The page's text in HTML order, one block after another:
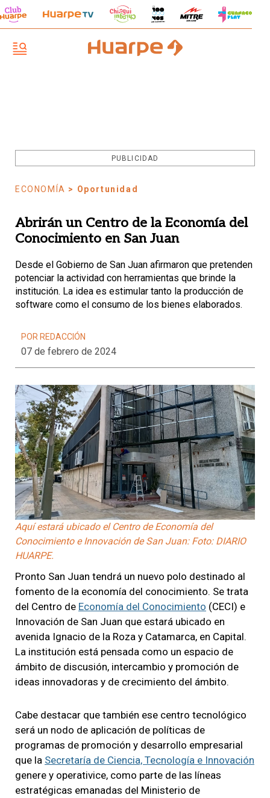
PUBLICIDAD
ECONOMÍA > Oportunidad
Abrirán un Centro de la Economía del
Conocimiento en San Juan
Desde el Gobierno de San Juan afirmaron que pretenden
potenciar la actividad con herramientas que brinde la
institución. La idea es estimular tanto la producción de
software como el consumo de los bienes elaborados.
POR REDACCIÓN
07 de febrero de 2024
Aquí estará ubicado el Centro de Economía del
Conocimiento e Innovación de San Juan: Foto: DIARIO
HUARPE.
Pronto San Juan tendrá un nuevo polo destinado al
fomento de la economía del conocimiento. Se trata
del Centro de Economía del Conocimiento (CECI) e
Innovación de San Juan que estará ubicado en
avenida Ignacio de la Roza y Catamarca, en Capital.
La institución está pensada como un espacio de
ámbito de discusión, intercambio y promoción de
ideas innovadoras y de crecimiento del ámbito.
Cabe destacar que también ese centro tecnológico
será un nodo de aplicación de políticas de
programas de promoción y desarrollo empresarial
que la Secretaría de Ciencia, Tecnología e Innovación
genere y operativice, como parte de las líneas
estratégicas emanadas del Ministerio de